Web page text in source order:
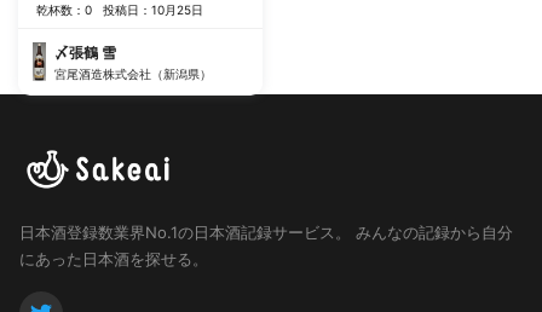
乾杯数：0 投稿日：10月25日
〆張鶴 雪
宮尾酒造株式会社（新潟県）
日本酒登録数業界No.1の日本酒記録サービス。
みんなの記録から自分
にあった日本酒を探せる。